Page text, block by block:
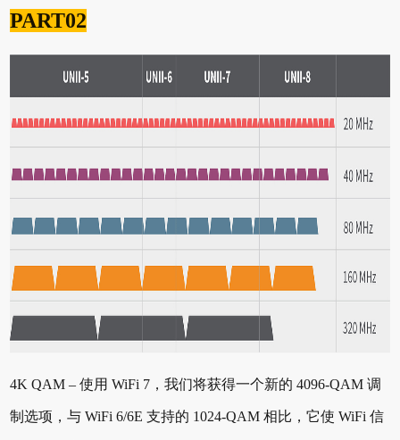
PART02
4K QAM – 使用 WiFi 7，我们将获得一个新的 4096-QAM 调
制选项，与 WiFi 6/6E 支持的 1024-QAM 相比，它使 WiFi 信